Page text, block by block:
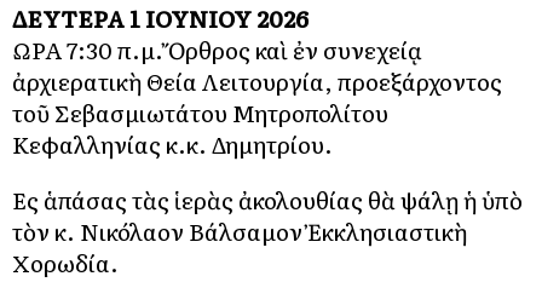
ΔΕΥΤΕΡΑ 1 ΙΟΥΝΙΟΥ 2026
ΩΡΑ 7:30 π.μ. Ὄρθρος καὶ ἐν συνεχείᾳ
ἀρχιερατικὴ Θεία Λειτουργία, προεξάρχοντος
τοῦ Σεβασμιωτάτου Μητροπολίτου
Κεφαλληνίας κ.κ. Δημητρίου.
Εἰς ἁπάσας τὰς ἱερὰς ἀκολουθίας θὰ ψάλῃ ἡ ὑπὸ
τὸν κ. Νικόλαον Βάλσαμον Ἐκκλησιαστικὴ
Χορωδία.